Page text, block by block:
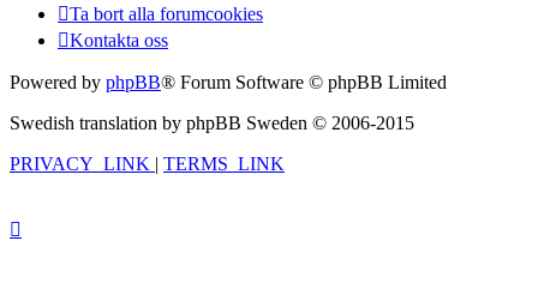
Ta bort alla forumcookies
Kontakta oss
Powered by phpBB® Forum Software © phpBB Limited
Swedish translation by phpBB Sweden © 2006-2015
PRIVACY_LINK | TERMS_LINK